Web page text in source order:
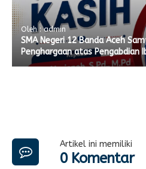
Oleh : admin
SMA Negeri 12 Banda Aceh
Penghargaan atas Pengabdian
Artikel ini memiliki
0 Komentar